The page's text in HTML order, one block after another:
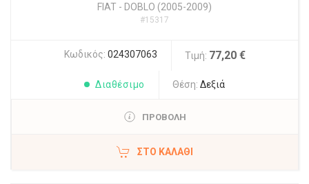
FIAT - DOBLO (2005-2009)
#15317
Κωδικός: 024307063 Τιμή: 77,20 €
Διαθέσιμο Θέση: Δεξιά
ΠΡΟΒΟΛΗ
ΣΤΟ ΚΑΛΆΘΙ